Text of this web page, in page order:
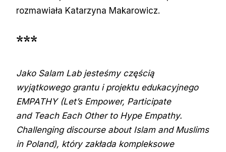
rozmawiała Katarzyna Makarowicz.
***
Jako Salam Lab jesteśmy częścią
wyjątkowego grantu i projektu edukacyjnego
EMPATHY (Let’s Empower, Participate
and Teach Each Other to Hype Empathy.
Challenging discourse about Islam and Muslims
in Poland), który zakłada kompleksowe